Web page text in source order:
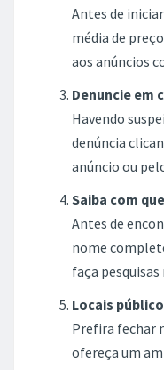
Dicas de segurança
Não deposite
Antes de tudo,
antes de
anunciado.
Atenção a
Antes de
média de
aos anúncios
Denuncie em
Havendo
denúncia